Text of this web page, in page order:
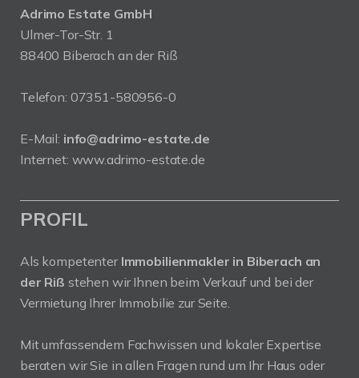
Adrimo Estate GmbH
Ulmer-Tor-Str. 1
88400 Biberach an der Riß
Telefon: 07351-580956-0
E-Mail: info@adrimo-estate.de
Internet: www.adrimo-estate.de
PROFIL
Als kompetenter Immobilienmakler in Biberach an
der Riß stehen wir Ihnen beim Verkauf und bei der
Vermietung Ihrer Immobilie zur Seite.
Mit umfassendem Fachwissen und lokaler Expertise
beraten wir Sie in allen Fragen rund um Ihr Haus oder